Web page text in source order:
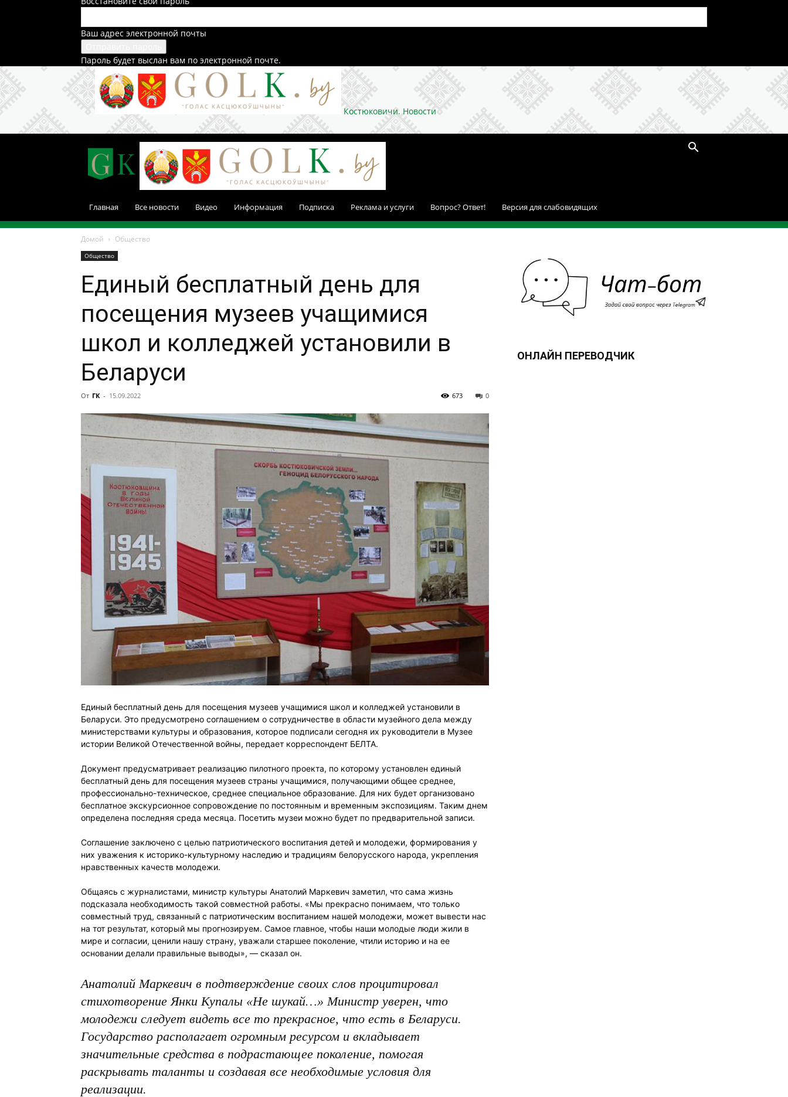
Ваш адрес электронной почты
Пароль будет выслан вам по электронной почте.
Костюковичи. Новости
Главная Все новости Видео Информация Подписка Реклама и услуги Вопрос? Ответ! Версия для слабовидящих
Домой Общество
Общество
Единый бесплатный день для
посещения музеев учащимися
школ и колледжей установили в
Беларуси
От ГК - 15.09.2022 0
673
Единый бесплатный день для посещения музеев учащимися школ и колледжей установили в
Беларуси. Это предусмотрено соглашением о сотрудничестве в области музейного дела между
министерствами культуры и образования, которое подписали сегодня их руководители в Музее
истории Великой Отечественной войны, передает корреспондент БЕЛТА.
Документ предусматривает реализацию пилотного проекта, по которому установлен единый
бесплатный день для посещения музеев страны учащимися, получающими общее среднее,
профессионально-техническое, среднее специальное образование. Для них будет организовано
бесплатное экскурсионное сопровождение по постоянным и временным экспозициям. Таким днем
определена последняя среда месяца. Посетить музеи можно будет по предварительной записи.
Соглашение заключено с целью патриотического воспитания детей и молодежи, формирования у
них уважения к историко-культурному наследию и традициям белорусского народа, укрепления
нравственных качеств молодежи.
Общаясь с журналистами, министр культуры Анатолий Маркевич заметил, что сама жизнь
подсказала необходимость такой совместной работы. «Мы прекрасно понимаем, что только
совместный труд, связанный с патриотическим воспитанием нашей молодежи, может вывести нас
на тот результат, который мы прогнозируем. Самое главное, чтобы наши молодые люди жили в
мире и согласии, ценили нашу страну, уважали старшее поколение, чтили историю и на ее
основании делали правильные выводы», — сказал он.
Анатолий Маркевич в подтверждение своих слов процитировал
стихотворение Янки Купалы «Не шукай…» Министр уверен, что
молодежи следует видеть все то прекрасное, что есть в Беларуси.
Государство располагает огромным ресурсом и вкладывает
значительные средства в подрастающее поколение, помогая
раскрывать таланты и создавая все необходимые условия для
реализации.
ОНЛАЙН ПЕРЕВОДЧИК